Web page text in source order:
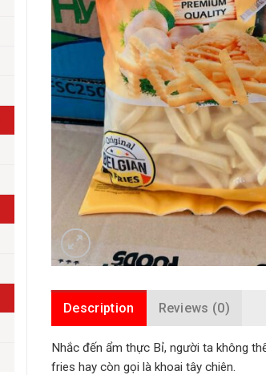
Description Reviews (0)
Nhắc đến ẩm thực Bỉ, người ta không
fries hay còn gọi là khoai tây chiên.